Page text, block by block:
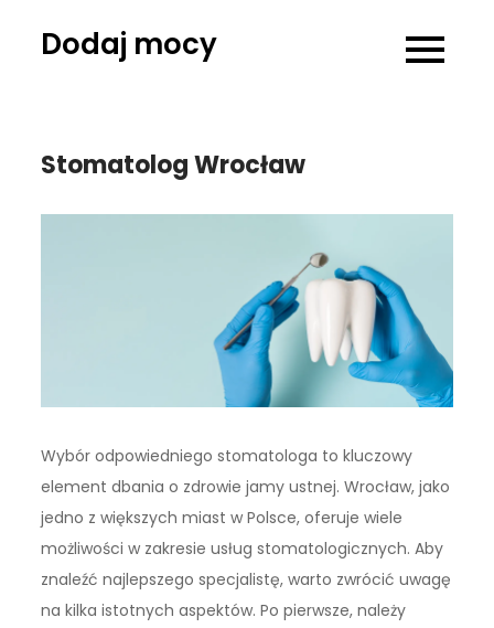
Dodaj mocy
Stomatolog Wrocław
Wybór odpowiedniego stomatologa to kluczowy
element dbania o zdrowie jamy ustnej. Wrocław, jako
jedno z większych miast w Polsce, oferuje wiele
możliwości w zakresie usług stomatologicznych. Aby
znaleźć najlepszego specjalistę, warto zwrócić uwagę
na kilka istotnych aspektów. Po pierwsze, należy